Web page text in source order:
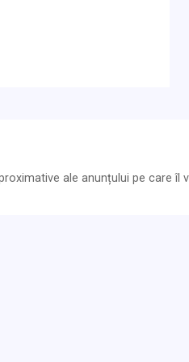
ale anunțului pe care îl